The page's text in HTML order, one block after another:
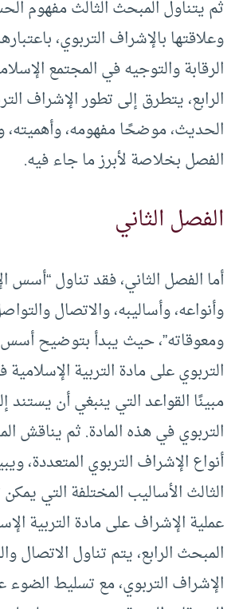
ثم يتناول المبحث الثالث مفهوم
وعلاقتها بالإشراف التربوي،
الرقابة والتوجيه في المجتمع
الرابع، يتطرق إلى تطور الإشراف
الحديث، موضحًا مفهومه، وأهميته،
الفصل بخلاصة لأبرز ما جاء فيه.
الفصل الثاني
أما الفصل الثاني، فقد تناول “أسس
وأنواعه، وأساليبه، والاتصال
ومعوقاته”، حيث يبدأ بتوضيح
التربوي على مادة التربية
مبينًا القواعد التي ينبغي أن يستند
التربوي في هذه المادة. ثم يناقش
أنواع الإشراف التربوي المتعددة،
الثالث الأساليب المختلفة التي
عملية الإشراف على مادة التربية
المبحث الرابع، يتم تناول الاتصال
الإشراف التربوي، مع تسليط الضوء